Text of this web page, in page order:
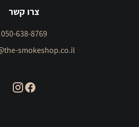
צרו קשר
050-638-8769
smokeshop.co.il